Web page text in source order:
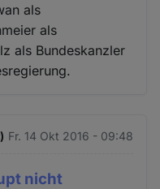
als
als
als Bundeskanzler
Fr. 14 Okt 2016 - 09:48
nicht